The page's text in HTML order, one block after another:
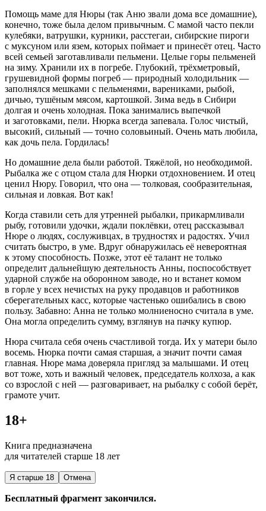
Помощь маме для Нюры (так Аню звали дома все домашние),
конечно, тоже была делом привычным. С мамой часто пекли
кулебяки, ватрушки, курники, расстегаи, сибирские пироги
с муксуном или язем, которых поймает и принесёт отец. Часто
всей семьей заготавливали пельмени. Целые горы пельменей
на зиму. Хранили их в погребе. Глубокий, трёхметровый,
грушевидной формы погреб — природный холодильник —
заполнялся мешками с пельменями, варениками, рыбой,
дичью, тушёным мясом, картошкой. Зима ведь в Сибири
долгая и очень холодная. Пока занимались выпечкой
и заготовками, пели. Нюрка всегда запевала. Голос чистый,
высокий, сильный — точно соловьиный. Очень мать любила,
как дочь пела. Гордилась!
Но домашние дела были работой. Тяжёлой, но необходимой.
Рыбалка же с отцом стала для Нюрки отдохновением. И отец
ценил Нюру. Говорил, что она — толковая, сообразительная,
сильная и ловкая. Вот как!
Когда ставили сеть для утренней рыбалки, прикармливали
рыбу, готовили удочки, ждали поклёвки, отец рассказывал
Нюре о людях, сослуживцах, в трудностях и радостях. Учил
считать быстро, в уме. Вдруг обнаружилась её невероятная
к этому способность. Позже, этот её талант не только
определит дальнейшую деятельность Анны, поспособствует
ударной службе на оборонном заводе, но и встанет комом
в горле у всех нечистых на руку продавцов и работников
сберегательных касс, которые частенько ошибались в свою
пользу. Забавно: Анна не только молниеносно считала в уме.
Она могла определить сумму, взглянув на пачку купюр.
Нюра считала себя очень счастливой тогда. Их у матери было
восемь. Нюрка почти самая старшая, а значит почти самая
главная. Нюре мама доверяла пригляд за малышами. И отец
вот тоже, хоть и важный человек, председатель колхоза, а как
со взрослой с ней — разговаривает, на рыбалку с собой берёт,
грамоте учит.
18+
Книга предназначена
для читателей старше 18 лет
Я старше 18 Отмена
Бесплатный фрагмент закончился.